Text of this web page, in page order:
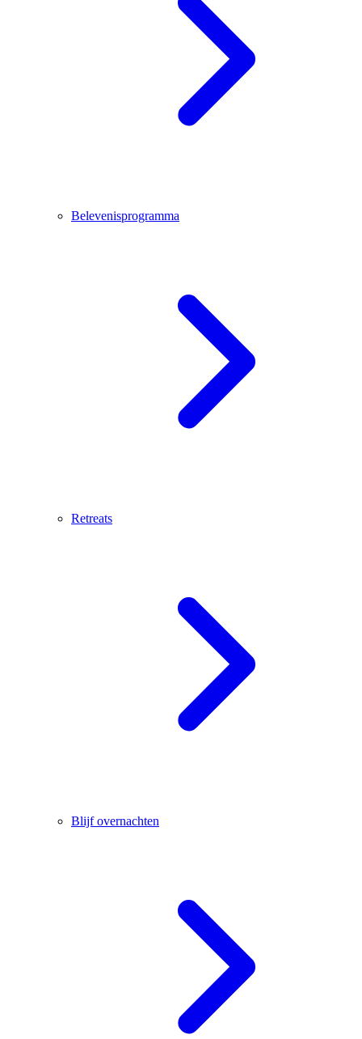
Belevenisprogramma
Retreats
Blijf overnachten